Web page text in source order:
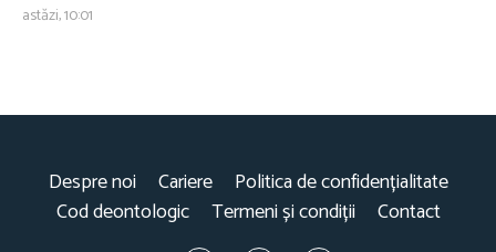
astăzi, 10:01
Despre noi Cariere
Politica de confidențialitate
Cod deontologic
Termeni și condiții Contact